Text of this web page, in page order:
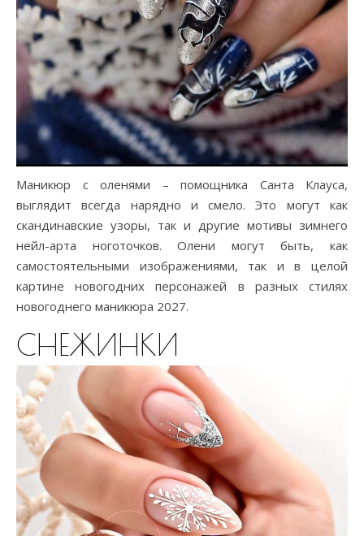
Маникюр с оленями – помощника Санта Клауса,
выглядит всегда нарядно и смело. Это могут как
скандинавские узоры, так и другие мотивы зимнего
нейл-арта ноготочков. Олени могут быть, как
самостоятельными изображениями, так и в целой
картине новогодних персонажей в разных стилях
новогоднего маникюра 2027.
СНЕЖИНКИ